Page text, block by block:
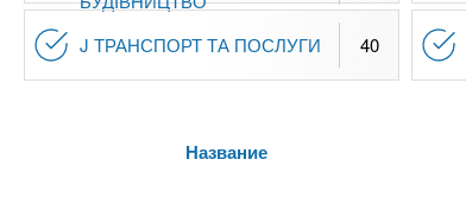
n
o
й
J ТРАНСПОРТ ТА ПОСЛУГИ 40
Название